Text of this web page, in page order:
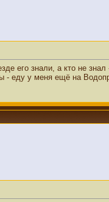
его знали, а кто не
- еду у меня ещё на